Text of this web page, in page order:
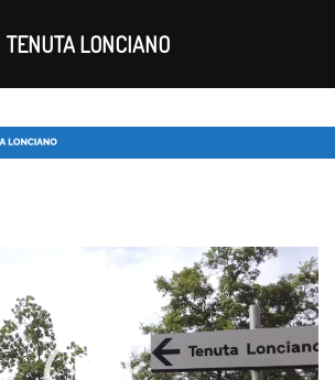
TENUTA LONCIANO